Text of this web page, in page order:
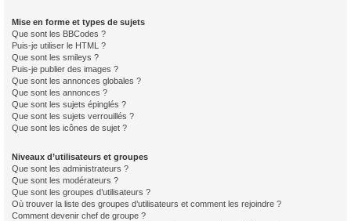
Mise en forme et types de sujets
Que sont les BBCodes ?
Puis-je utiliser le HTML ?
Que sont les smileys ?
Puis-je publier des images ?
Que sont les annonces globales ?
Que sont les annonces ?
Que sont les sujets épinglés ?
Que sont les sujets verrouillés ?
Que sont les icônes de sujet ?
Niveaux d’utilisateurs et groupes
Que sont les administrateurs ?
Que sont les modérateurs ?
Que sont les groupes d’utilisateurs ?
Où trouver la liste des groupes d’utilisateurs et comment les rejoindre ?
Comment devenir chef de groupe ?